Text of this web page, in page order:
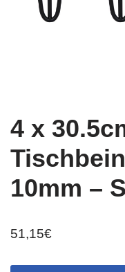
4 x
10mm –
51,15€